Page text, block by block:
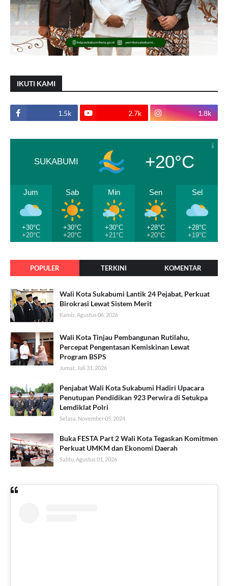
IKUTI KAMI
1.5k 2.7k 1.8k
SUKABUMI +20°C
Jum
+30°C
+20°C
Sab
+30°C
+20°C
Min
+30°C
+21°C
Sen
+28°C
+20°C
Sel
+28°C
+19°C
POPULER TERKINI KOMENTAR
Wali Kota Sukabumi Lantik 24 Pejabat, Perkuat
Birokrasi Lewat Sistem Merit
Kamis, Agustus 06, 2026
Wali Kota Tinjau Pembangunan Rutilahu,
Percepat Pengentasan Kemiskinan Lewat
Program BSPS
Jumat, Juli 31, 2026
Penjabat Wali Kota Sukabumi Hadiri Upacara
Penutupan Pendidikan 923 Perwira di Setukpa
Lemdiklat Polri
Selasa, November 05, 2024
Buka FESTA Part 2 Wali Kota Tegaskan Komitmen
Perkuat UMKM dan Ekonomi Daerah
Sabtu, Agustus 01, 2026